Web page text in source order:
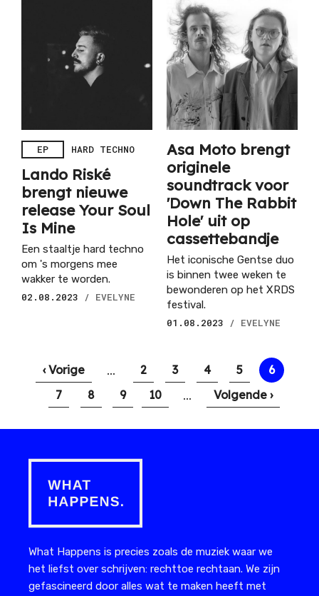
EP HARD TECHNO
Lando Riské
brengt nieuwe
release Your Soul
Is Mine
Een staaltje hard techno
om 's morgens mee
wakker te worden.
02.08.2023
/ EVELYNE
Asa Moto brengt
originele
soundtrack voor
'Down The Rabbit
Hole' uit op
cassettebandje
Het iconische Gentse duo
is binnen twee weken te
bewonderen op het XRDS
festival.
01.08.2023
/ EVELYNE
Paginering
Vorige
pagina
‹ Vorige … Pagina
2 Pagina
3 Pagina
4 Pagina
5
Huidige
6
Pagina
7 Pagina
8 Pagina
9 Pagina
10 …
Volgende
Volgende ›
What Happens is precies zoals de muziek waar we
het liefst over schrijven: rechttoe rechtaan. We zijn
gefascineerd door alles wat te maken heeft met